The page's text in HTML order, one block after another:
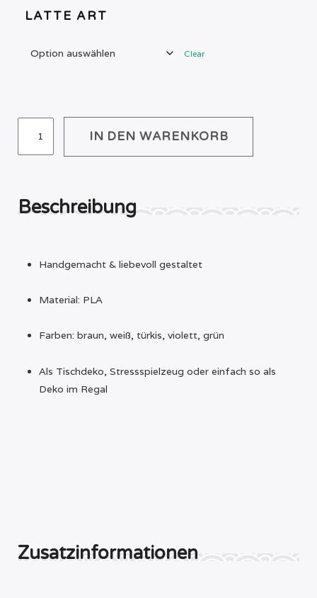
LATTE ART
Clear
CLICKER
COFFEELOVER
MENGE
IN DEN WARENKORB
Beschreibung
Handgemacht & liebevoll gestaltet
Material: PLA
Farben: braun, weiß, türkis, violett, grün
Als Tischdeko, Stressspielzeug oder einfach so als
Deko im Regal
Zusatzinformationen